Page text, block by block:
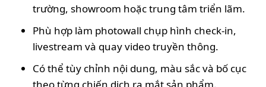
trường, showroom hoặc trung tâm triển lãm.
Phù hợp làm photowall chụp hình check-in,
livestream và quay video truyền thông.
Có thể tùy chỉnh nội dung, màu sắc và bố cục
theo từng chiến dịch ra mắt sản phẩm.